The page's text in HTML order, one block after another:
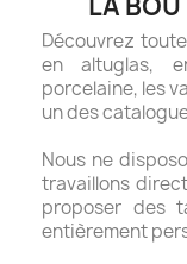
Découvrez
en altuglas,
porcelaine, les
un des
Nous ne
travaillons
proposer des
entièrement